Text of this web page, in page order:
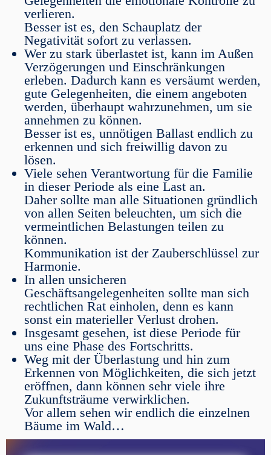
verlieren.
Besser ist es, den Schauplatz der
Negativität sofort zu verlassen.
Wer zu stark überlastet ist, kann im Außen
Verzögerungen und Einschränkungen
erleben. Dadurch kann es versäumt werden,
gute Gelegenheiten, die einem angeboten
werden, überhaupt wahrzunehmen, um sie
annehmen zu können.
Besser ist es, unnötigen Ballast endlich zu
erkennen und sich freiwillig davon zu
lösen.
Viele sehen Verantwortung für die Familie
in dieser Periode als eine Last an.
Daher sollte man alle Situationen gründlich
von allen Seiten beleuchten, um sich die
vermeintlichen Belastungen teilen zu
können.
Kommunikation ist der Zauberschlüssel zur
Harmonie.
In allen unsicheren
Geschäftsangelegenheiten sollte man sich
rechtlichen Rat einholen, denn es kann
sonst ein materieller Verlust drohen.
Insgesamt gesehen, ist diese Periode für
uns eine Phase des Fortschritts.
Weg mit der Überlastung und hin zum
Erkennen von Möglichkeiten, die sich jetzt
eröffnen, dann können sehr viele ihre
Zukunftsträume verwirklichen.
Vor allem sehen wir endlich die einzelnen
Bäume im Wald…